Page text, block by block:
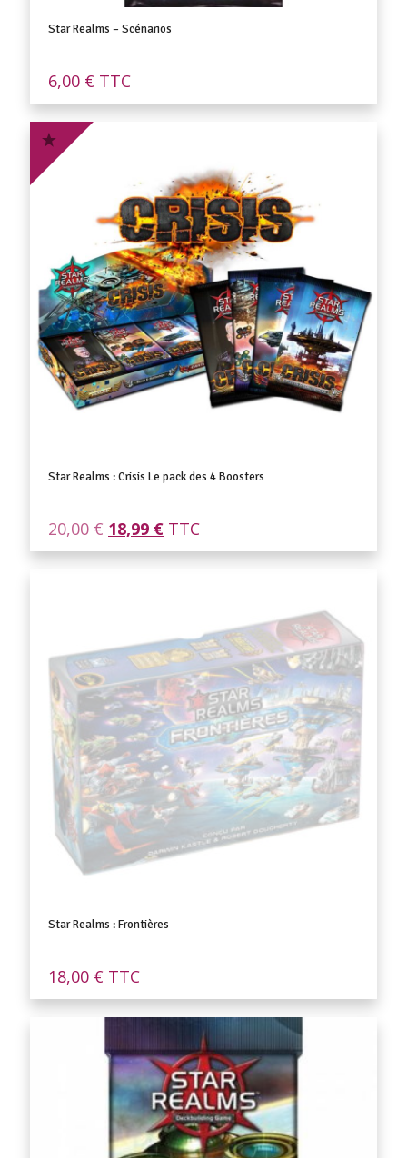
Star Realms – Scénarios
6,00 € TTC
Star Realms : Crisis Le pack des 4 Boosters
20,00€ Le
initial
18,99 €Le
actuel
TTC
Star Realms : Frontières
18,00 € TTC